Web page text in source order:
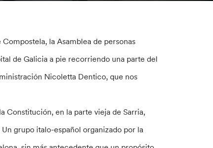
la Asamblea de personas
de Galicia a pie recorriendo una parte del
Nicoletta Dentico, que nos
Constitución, en la parte vieja de Sarria,
grupo italo-español organizado por la